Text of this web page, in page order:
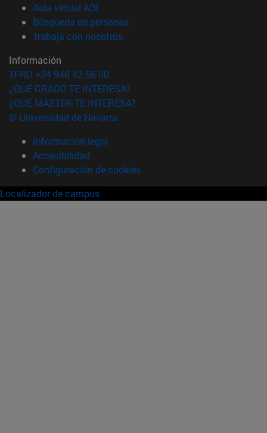
Aula virtual ADI
Búsqueda de personas(abre en nueva ventana)
Trabaja con nosotros(abre en nueva ventana)
Información
TFNO +34 948 42 56 00
¿QUÉ GRADO TE INTERESA?
¿QUÉ MÁSTER TE INTERESA?
© Universidad de Navarra
Información legal
Accesibilidad
Configuración de cookies
Localizador de campus